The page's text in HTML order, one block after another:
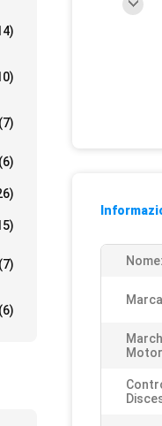
(7)
(6)
(7)
(6)
Nome: